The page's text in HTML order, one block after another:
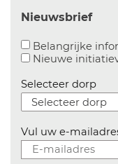
Nieuwsbrief
Belangrijke
Nieuwe
Selecteer dorp
Vul uw e-